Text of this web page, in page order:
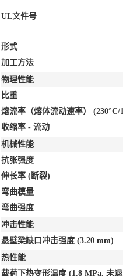
UL文件号
形式
加工方法
物理性能
比重
熔流率（熔体流动速率） (230°C/
收缩率 - 流动
机械性能
抗张强度
伸长率 (断裂)
弯曲模量
弯曲强度
冲击性能
悬壁梁缺口冲击强度 (3.20 mm)
热性能
载荷下热变形温度 (1.8 MPa, 未